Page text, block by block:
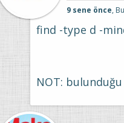
9 sene önce,
find -type d -
NOT: